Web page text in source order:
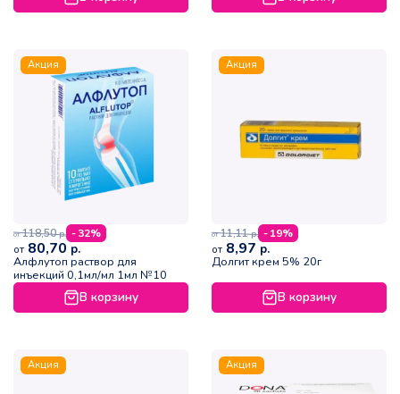
Акция
от 118,50р. - 32%
от 80,70 р.
Алфлутоп раствор для
инъекций 0,1мл/мл 1мл №10
В корзину
Акция
от 11,11р. - 19%
от 8,97 р.
Долгит крем 5% 20г
В корзину
Акция Акция